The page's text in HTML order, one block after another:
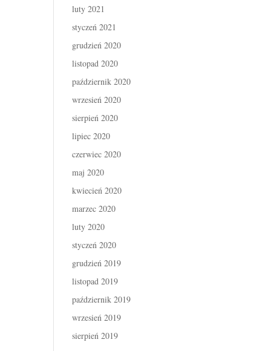
luty 2021
styczeń 2021
grudzień 2020
listopad 2020
październik 2020
wrzesień 2020
sierpień 2020
lipiec 2020
czerwiec 2020
maj 2020
kwiecień 2020
marzec 2020
luty 2020
styczeń 2020
grudzień 2019
listopad 2019
październik 2019
wrzesień 2019
sierpień 2019